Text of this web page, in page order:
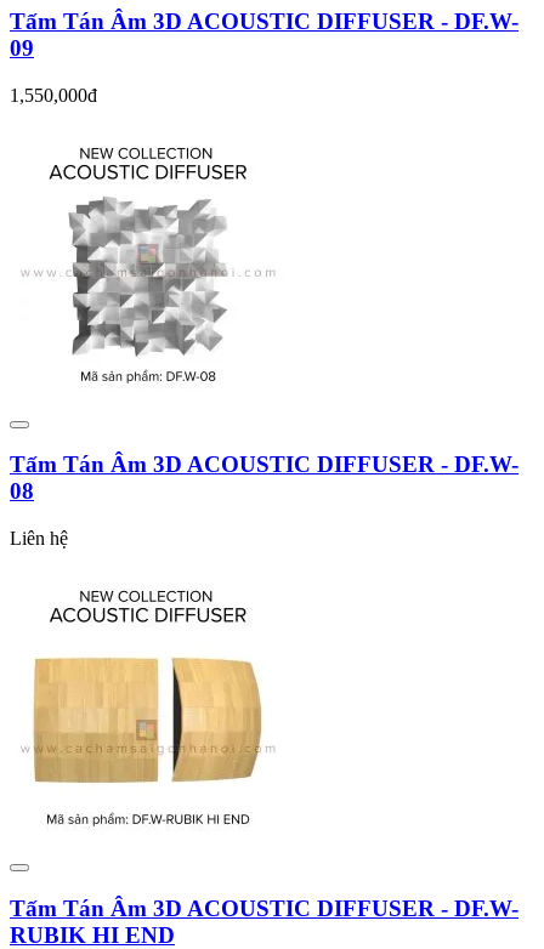
Tấm Tán Âm 3D ACOUSTIC DIFFUSER - DF.W-
09
1,550,000đ
Tấm Tán Âm 3D ACOUSTIC DIFFUSER - DF.W-
08
Liên hệ
Tấm Tán Âm 3D ACOUSTIC DIFFUSER - DF.W-
RUBIK HI END